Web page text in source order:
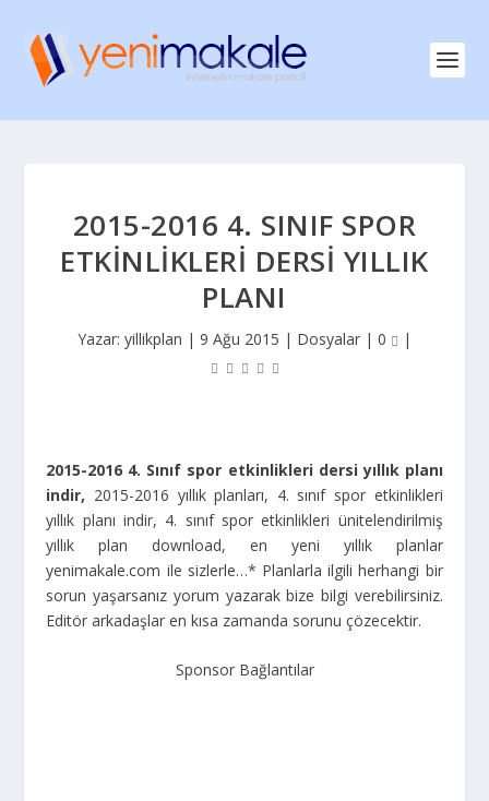
2015-2016 4. SINIF SPOR
ETKINLIKLERI DERSI YILLIK
PLANI
Yazar: yillikplan | 9 Ağu 2015 | Dosyalar | 0 |
2015-2016 4. Sınıf spor etkinlikleri dersi yıllık planı
indir, 2015-2016 yıllık planları, 4. sınıf spor etkinlikleri
yıllık planı indir, 4. sınıf spor etkinlikleri ünitelendirilmiş
yıllık plan download, en yeni yıllık planlar
yenimakale.com ile sizlerle…* Planlarla ilgili herhangi bir
sorun yaşarsanız yorum yazarak bize bilgi verebilirsiniz.
Editör arkadaşlar en kısa zamanda sorunu çözecektir.
Sponsor Bağlantılar